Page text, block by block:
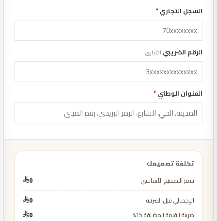
السجل التجاري*
الرقم الضريبي اختياري
العنوان الوطني*
تكلفة تصميمك
سعر التصميم الأساسي
0
الإجمالي قبل الضريبة
0
ضريبة القيمة المضافة 15%
0